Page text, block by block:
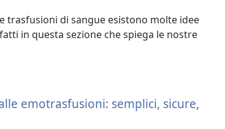
trasfusioni di sangue esistono molte idee
in questa sezione che spiega le nostre
emotrasfusioni: semplici, sicure,